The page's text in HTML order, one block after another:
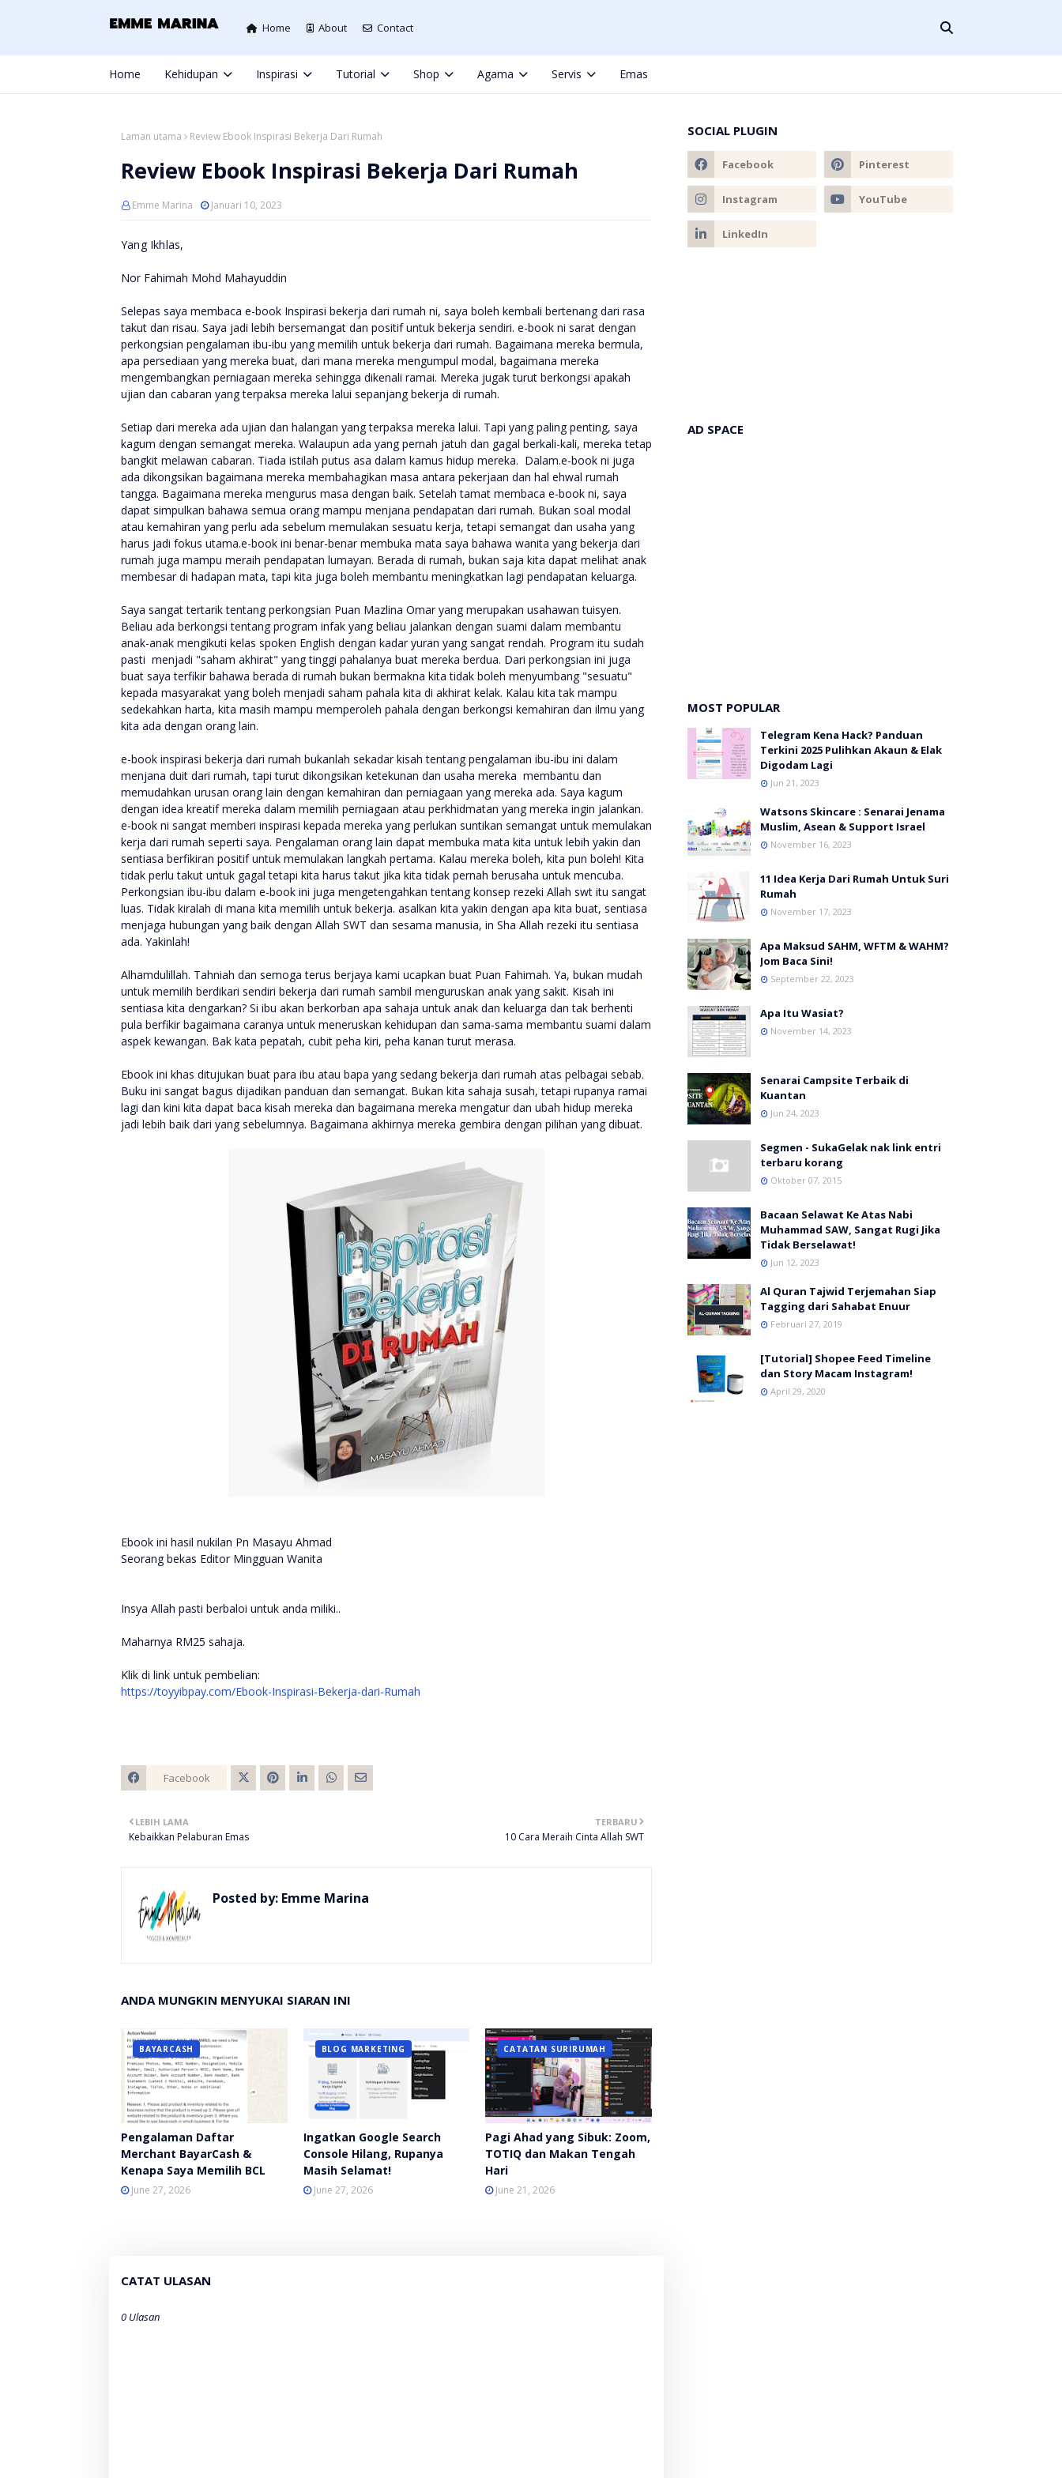
Home About Contact
Home Kehidupan Inspirasi Tutorial Shop Agama Servis Emas
Laman utama Review Ebook Inspirasi Bekerja Dari Rumah
Review Ebook Inspirasi Bekerja Dari Rumah
Emme Marina Januari 10, 2023
Yang Ikhlas,
Nor Fahimah Mohd Mahayuddin
Selepas saya membaca e-book Inspirasi bekerja dari rumah ni, saya boleh kembali bertenang dari rasa
takut dan risau. Saya jadi lebih bersemangat dan positif untuk bekerja sendiri. e-book ni sarat dengan
perkongsian pengalaman ibu-ibu yang memilih untuk bekerja dari rumah. Bagaimana mereka bermula,
apa persediaan yang mereka buat, dari mana mereka mengumpul modal, bagaimana mereka
mengembangkan perniagaan mereka sehingga dikenali ramai. Mereka jugak turut berkongsi apakah
ujian dan cabaran yang terpaksa mereka lalui sepanjang bekerja di rumah.
Setiap dari mereka ada ujian dan halangan yang terpaksa mereka lalui. Tapi yang paling penting, saya
kagum dengan semangat mereka. Walaupun ada yang pernah jatuh dan gagal berkali-kali, mereka tetap
bangkit melawan cabaran. Tiada istilah putus asa dalam kamus hidup mereka. Dalam.e-book ni juga
ada dikongsikan bagaimana mereka membahagikan masa antara pekerjaan dan hal ehwal rumah
tangga. Bagaimana mereka mengurus masa dengan baik. Setelah tamat membaca e-book ni, saya
dapat simpulkan bahawa semua orang mampu menjana pendapatan dari rumah. Bukan soal modal
atau kemahiran yang perlu ada sebelum memulakan sesuatu kerja, tetapi semangat dan usaha yang
harus jadi fokus utama.e-book ini benar-benar membuka mata saya bahawa wanita yang bekerja dari
rumah juga mampu meraih pendapatan lumayan. Berada di rumah, bukan saja kita dapat melihat anak
membesar di hadapan mata, tapi kita juga boleh membantu meningkatkan lagi pendapatan keluarga.
Saya sangat tertarik tentang perkongsian Puan Mazlina Omar yang merupakan usahawan tuisyen.
Beliau ada berkongsi tentang program infak yang beliau jalankan dengan suami dalam membantu
anak-anak mengikuti kelas spoken English dengan kadar yuran yang sangat rendah. Program itu sudah
pasti menjadi "saham akhirat" yang tinggi pahalanya buat mereka berdua. Dari perkongsian ini juga
buat saya terfikir bahawa berada di rumah bukan bermakna kita tidak boleh menyumbang "sesuatu"
kepada masyarakat yang boleh menjadi saham pahala kita di akhirat kelak. Kalau kita tak mampu
sedekahkan harta, kita masih mampu memperoleh pahala dengan berkongsi kemahiran dan ilmu yang
kita ada dengan orang lain.
e-book inspirasi bekerja dari rumah bukanlah sekadar kisah tentang pengalaman ibu-ibu ini dalam
menjana duit dari rumah, tapi turut dikongsikan ketekunan dan usaha mereka membantu dan
memudahkan urusan orang lain dengan kemahiran dan perniagaan yang mereka ada. Saya kagum
dengan idea kreatif mereka dalam memilih perniagaan atau perkhidmatan yang mereka ingin jalankan.
e-book ni sangat memberi inspirasi kepada mereka yang perlukan suntikan semangat untuk memulakan
kerja dari rumah seperti saya. Pengalaman orang lain dapat membuka mata kita untuk lebih yakin dan
sentiasa berfikiran positif untuk memulakan langkah pertama. Kalau mereka boleh, kita pun boleh! Kita
tidak perlu takut untuk gagal tetapi kita harus takut jika kita tidak pernah berusaha untuk mencuba.
Perkongsian ibu-ibu dalam e-book ini juga mengetengahkan tentang konsep rezeki Allah swt itu sangat
luas. Tidak kiralah di mana kita memilih untuk bekerja. asalkan kita yakin dengan apa kita buat, sentiasa
menjaga hubungan yang baik dengan Allah SWT dan sesama manusia, in Sha Allah rezeki itu sentiasa
ada. Yakinlah!
Alhamdulillah. Tahniah dan semoga terus berjaya kami ucapkan buat Puan Fahimah. Ya, bukan mudah
untuk memilih berdikari sendiri bekerja dari rumah sambil menguruskan anak yang sakit. Kisah ini
sentiasa kita dengarkan? Si ibu akan berkorban apa sahaja untuk anak dan keluarga dan tak berhenti
pula berfikir bagaimana caranya untuk meneruskan kehidupan dan sama-sama membantu suami dalam
aspek kewangan. Bak kata pepatah, cubit peha kiri, peha kanan turut merasa.
Ebook ini khas ditujukan buat para ibu atau bapa yang sedang bekerja dari rumah atas pelbagai sebab.
Buku ini sangat bagus dijadikan panduan dan semangat. Bukan kita sahaja susah, tetapi rupanya ramai
lagi dan kini kita dapat baca kisah mereka dan bagaimana mereka mengatur dan ubah hidup mereka
jadi lebih baik dari yang sebelumnya. Bagaimana akhirnya mereka gembira dengan pilihan yang dibuat.
Ebook ini hasil nukilan Pn Masayu Ahmad
Seorang bekas Editor Mingguan Wanita
Insya Allah pasti berbaloi untuk anda miliki..
Maharnya RM25 sahaja.
Klik di link untuk pembelian:
https://toyyibpay.com/Ebook-Inspirasi-Bekerja-dari-Rumah
Facebook
TERBARU
10 Cara Meraih Cinta Allah SWT
LEBIH LAMA
Kebaikkan Pelaburan Emas
Posted by: Emme Marina
ANDA MUNGKIN MENYUKAI SIARAN INI
BAYARCASH
Pengalaman Daftar
Merchant BayarCash &
Kenapa Saya Memilih BCL
June 27, 2026
BLOG MARKETING
Ingatkan Google Search
Console Hilang, Rupanya
Masih Selamat!
June 27, 2026
CATATAN SURIRUMAH
Pagi Ahad yang Sibuk: Zoom,
TOTIQ dan Makan Tengah
Hari
June 21, 2026
CATAT ULASAN
0 Ulasan
SOCIAL PLUGIN
AD SPACE
MOST POPULAR
Telegram Kena Hack? Panduan
Terkini 2025 Pulihkan Akaun & Elak
Digodam Lagi
Jun 21, 2023
Watsons Skincare : Senarai Jenama
Muslim, Asean & Support Israel
November 16, 2023
11 Idea Kerja Dari Rumah Untuk Suri
Rumah
November 17, 2023
Apa Maksud SAHM, WFTM & WAHM?
Jom Baca Sini!
September 22, 2023
Apa Itu Wasiat?
November 14, 2023
Senarai Campsite Terbaik di
Kuantan
Jun 24, 2023
Segmen - SukaGelak nak link entri
terbaru korang
Oktober 07, 2015
Bacaan Selawat Ke Atas Nabi
Muhammad SAW, Sangat Rugi Jika
Tidak Berselawat!
Jun 12, 2023
Al Quran Tajwid Terjemahan Siap
Tagging dari Sahabat Enuur
Februari 27, 2019
[Tutorial] Shopee Feed Timeline
dan Story Macam Instagram!
April 29, 2020